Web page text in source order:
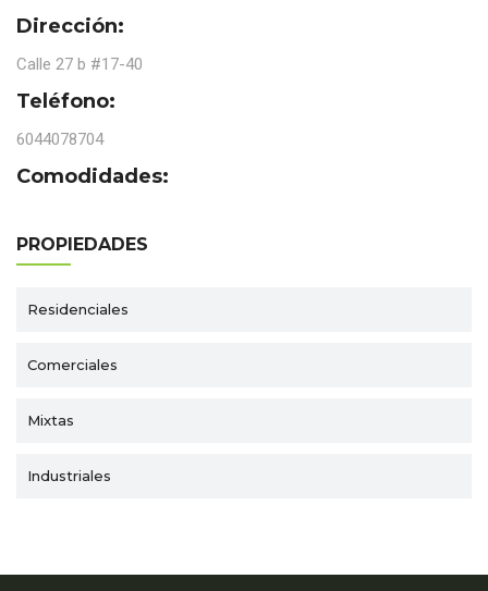
Dirección:
Calle 27 b #17-40
Teléfono:
6044078704
Comodidades:
PROPIEDADES
Residenciales
Comerciales
Mixtas
Industriales